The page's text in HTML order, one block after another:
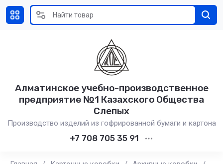
Алматинское учебно-производственное
предприятие №1 Казахского Общества
Слепых
Производство изделий из гофрированной бумаги и картона
+7 708 705 35 91